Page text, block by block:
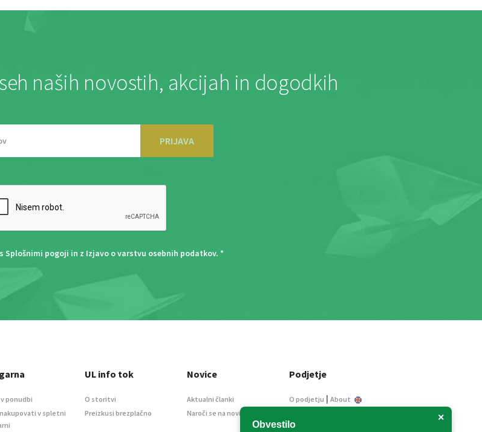
naših novostih, akcijah in dogodkih
PRIJAVA
Splošnimi pogoji in z Izjavo o varstvu osebnih podatkov. *
×
Obvestilo
ponudbi
v spletni
UL info tok
O storitvi
Preizkusi brezplačno
Novice
Aktualni članki
Naroči se na novice
Podjetje
O podjetju | About
Informacije javnega